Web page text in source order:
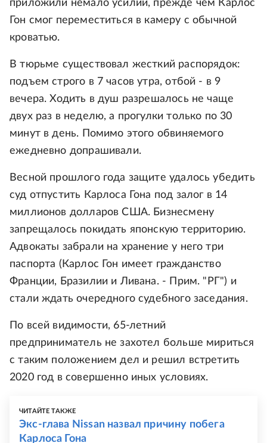
приложили немало усилий, прежде чем Карлос
Гон смог переместиться в камеру с обычной
кроватью.
В тюрьме существовал жесткий распорядок:
подъем строго в 7 часов утра, отбой - в 9
вечера. Ходить в душ разрешалось не чаще
двух раз в неделю, а прогулки только по 30
минут в день. Помимо этого обвиняемого
ежедневно допрашивали.
Весной прошлого года защите удалось убедить
суд отпустить Карлоса Гона под залог в 14
миллионов долларов США. Бизнесмену
запрещалось покидать японскую территорию.
Адвокаты забрали на хранение у него три
паспорта (Карлос Гон имеет гражданство
Франции, Бразилии и Ливана. - Прим. "РГ") и
стали ждать очередного судебного заседания.
По всей видимости, 65-летний
предприниматель не захотел больше мириться
с таким положением дел и решил встретить
2020 год в совершенно иных условиях.
ЧИТАЙТЕ ТАКЖЕ
Экс-глава Nissan назвал причину побега
Карлоса Гона